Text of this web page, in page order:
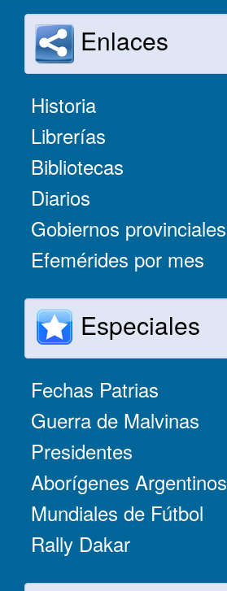
Enlaces
Historia
Librerías
Bibliotecas
Diarios
Gobiernos provinciales
Efemérides por mes
Especiales
Fechas Patrias
Guerra de Malvinas
Presidentes
Aborígenes Argentinos
Mundiales de Fútbol
Rally Dakar